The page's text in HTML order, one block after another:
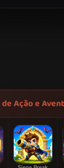
Ação e